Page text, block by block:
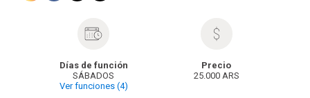
Días de función
SÁBADOS
Ver funciones (4)
Precio
25.000 ARS